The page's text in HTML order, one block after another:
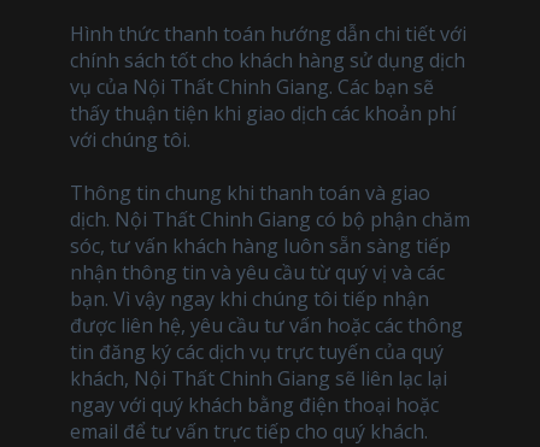
Hình thức thanh toán hướng dẫn chi tiết với
chính sách tốt cho khách hàng sử dụng dịch
vụ của Nội Thất Chinh Giang. Các bạn sẽ
thấy thuận tiện khi giao dịch các khoản phí
với chúng tôi.
Thông tin chung khi thanh toán và giao
dịch. Nội Thất Chinh Giang có bộ phận chăm
sóc, tư vấn khách hàng luôn sẵn sàng tiếp
nhận thông tin và yêu cầu từ quý vị và các
bạn. Vì vậy ngay khi chúng tôi tiếp nhận
được liên hệ, yêu cầu tư vấn hoặc các thông
tin đăng ký các dịch vụ trực tuyến của quý
khách, Nội Thất Chinh Giang sẽ liên lạc lại
ngay với quý khách bằng điện thoại hoặc
email để tư vấn trực tiếp cho quý khách.